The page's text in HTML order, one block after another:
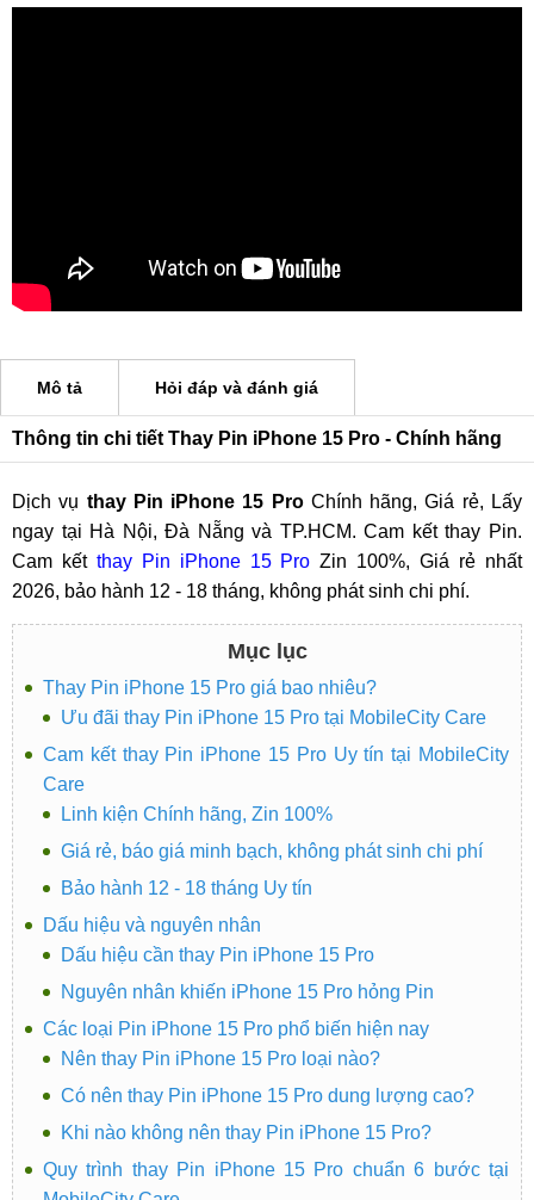
Mô tả Hỏi đáp và đánh giá
Thông tin chi tiết Thay Pin iPhone 15 Pro - Chính hãng
Dịch vụ thay Pin iPhone 15 ProChính hãng, Giá rẻ, Lấy
ngay tại Hà Nội, Đà Nẵng và TP.HCM. Cam kết thay Pin.
Cam kết thay Pin iPhone 15 Pro Zin 100%, Giá rẻ nhất
2026, bảo hành 12 - 18 tháng, không phát sinh chi phí.
Mục lục
Thay Pin iPhone 15 Pro giá bao nhiêu?
Ưu đãi thay Pin iPhone 15 Pro tại MobileCity Care
Cam kết thay Pin iPhone 15 Pro Uy tín tại MobileCity
Care
Linh kiện Chính hãng, Zin 100%
Giá rẻ, báo giá minh bạch, không phát sinh chi phí
Bảo hành 12 - 18 tháng Uy tín
Dấu hiệu và nguyên nhân
Dấu hiệu cần thay Pin iPhone 15 Pro
Nguyên nhân khiến iPhone 15 Pro hỏng Pin
Các loại Pin iPhone 15 Pro phổ biến hiện nay
Nên thay Pin iPhone 15 Pro loại nào?
Có nên thay Pin iPhone 15 Pro dung lượng cao?
Khi nào không nên thay Pin iPhone 15 Pro?
Quy trình thay Pin iPhone 15 Pro chuẩn 6 bước tại